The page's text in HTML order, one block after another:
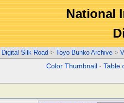
National
Digital Silk Road > Toyo Bunko Archive >
Color Thumbnail -Table